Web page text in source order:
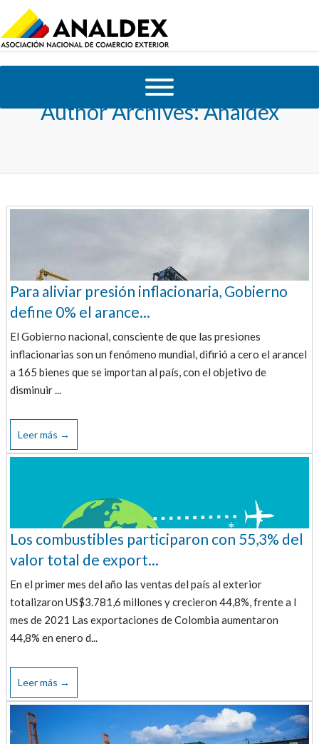
Author Archives: Analdex
Para aliviar presión inflacionaria, Gobierno
define 0% el arance...
El Gobierno nacional, consciente de que las presiones
inflacionarias son un fenómeno mundial, difirió a cero el arancel
a 165 bienes que se importan al país, con el objetivo de
disminuir ...
Leer más →
Los combustibles participaron con 55,3% del
valor total de export...
En el primer mes del año las ventas del país al exterior
totalizaron US$3.781,6 millones y crecieron 44,8%, frente a l
mes de 2021 Las exportaciones de Colombia aumentaron
44,8% en enero d...
Leer más →